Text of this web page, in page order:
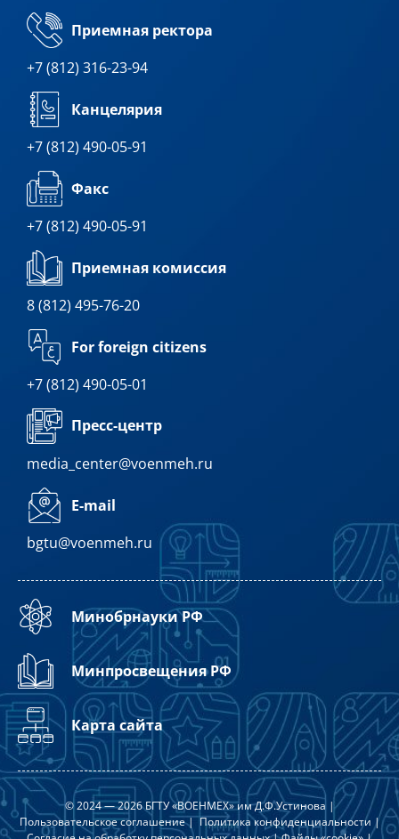
Приемная ректора
+7 (812) 316-23-94
Канцелярия
+7 (812) 490-05-91
Факс
+7 (812) 490-05-91
Приемная комиссия
8 (812) 495-76-20
For foreign citizens
+7 (812) 490-05-01
Пресс-центр
media_center@voenmeh.ru
E-mail
bgtu@voenmeh.ru
Минобрнауки РФ
Минпросвещения РФ
Карта сайта
© 2024 — 2026 БГТУ «ВОЕНМЕХ» им Д.Ф.Устинова |
Пользовательское соглашение|Политика конфиденциальности |